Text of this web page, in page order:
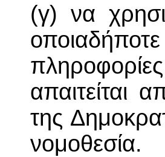
(γ) να
απαιτείται
της
νομοθεσία.